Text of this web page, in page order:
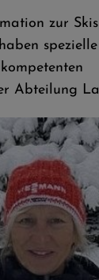
zur
Abteilung